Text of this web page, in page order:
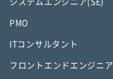
システムエンジニア(SE)
PMO
ITコンサルタント
フロントエンドエンジニア